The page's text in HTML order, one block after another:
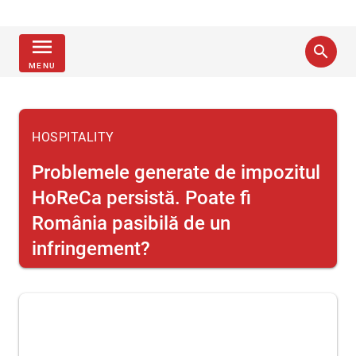
menu
MENU
search
HOSPITALITY
Problemele generate de impozitul
HoReCa persistă. Poate fi
România pasibilă de un
infringement?